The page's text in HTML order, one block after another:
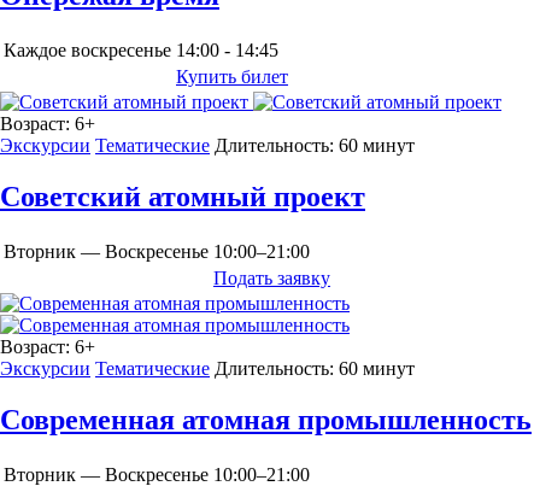
Каждое воскресенье 14:00 - 14:45
Купить билет
Возраст: 6+
Экскурсии Тематические Длительность: 60 минут
Советский атомный проект
Вторник — Воскресенье 10:00–21:00
Подать заявку
Возраст: 6+
Экскурсии Тематические Длительность: 60 минут
Современная атомная промышленность
Вторник — Воскресенье 10:00–21:00